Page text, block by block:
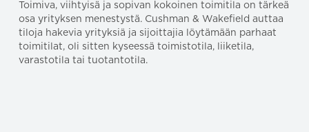
Toimiva, viihtyisä ja sopivan kokoinen toimitila on tärkeä
osa yrityksen menestystä. Cushman & Wakefield auttaa
tiloja hakevia yrityksiä ja sijoittajia löytämään parhaat
toimitilat, oli sitten kyseessä toimistotila, liiketila,
varastotila tai tuotantotila.